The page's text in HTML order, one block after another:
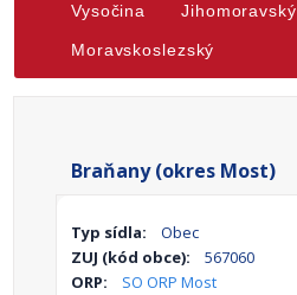
Vysočina Jihomoravský
Moravskoslezský
Braňany (okres Most)
Typ sídla:
Obec
ZUJ (kód obce):
567060
ORP:
SO ORP Most